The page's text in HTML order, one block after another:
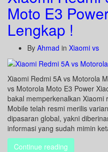
Moto E3
Lengkap !
By Ahmad in Xiaomi vs
Xiaomi Redmi 5A vs Motorola
vs Motorola Moto E3 Power
bakal memperkenalkan
Mobile telah resmi merilis
dipasaran global, yakni
informasi yang sudah mimin
Continue reading